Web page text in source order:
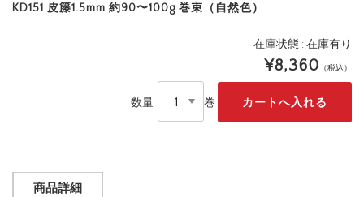
KD151 皮籐1.5mm 約90〜100g 巻束（自然色）
在庫状態 : 在庫有り
¥8,360 （税込）
数量 巻
商品詳細